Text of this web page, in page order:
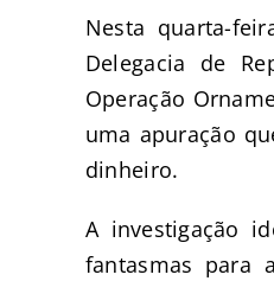
Nesta quarta-
Delegacia de
Operação
uma apuração
dinheiro.
A investigação
fantasmas para